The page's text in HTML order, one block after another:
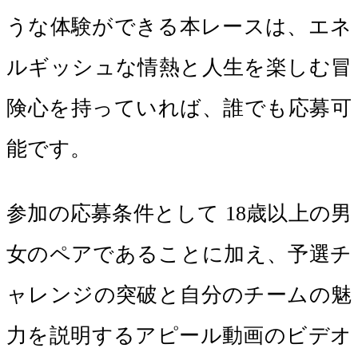
うな体験ができる本レースは、エネ
ルギッシュな情熱と人生を楽しむ冒
険心を持っていれば、誰でも応募可
能です。
参加の応募条件として 18歳以上の男
女のペアであることに加え、予選チ
ャレンジの突破と自分のチームの魅
力を説明するアピール動画のビデオ